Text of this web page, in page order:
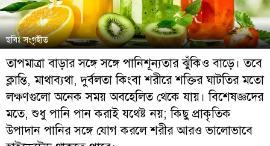
ছবিঃ সংগৃহীত
তাপমাত্রা বাড়ার সঙ্গে সঙ্গে পানিশূন্যতার ঝুঁকিও বাড়ে। তবে
ক্লান্তি, মাথাব্যথা, দুর্বলতা কিংবা শরীরে শক্তির ঘাটতির মতো
লক্ষণগুলো অনেক সময় অবহেলিত থেকে যায়। বিশেষজ্ঞদের
মতে, শুধু পানি পান করাই যথেষ্ট নয়; কিছু প্রাকৃতিক
উপাদান পানির সঙ্গে যোগ করলে শরীর আরও ভালোভাবে